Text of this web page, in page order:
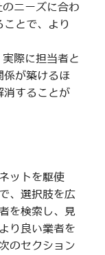
ニーズに合わ
とで、より
際に担当者と
係が築けるほ
消することが
ットを駆使
、選択肢を広
を検索し、見
り良い業者を
のセクション